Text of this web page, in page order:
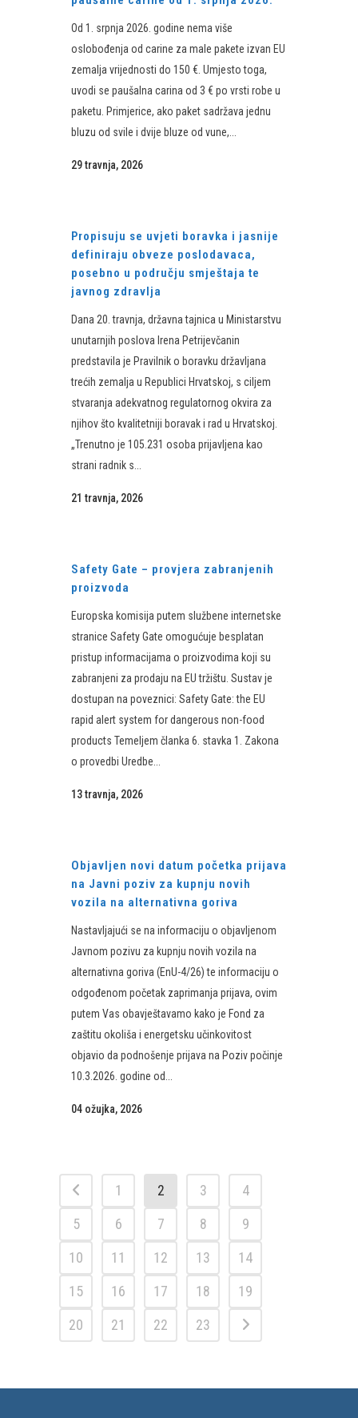
Od 1. srpnja 2026. godine nema više
oslobođenja od carine za male pakete izvan EU
zemalja vrijednosti do 150 €. Umjesto toga,
uvodi se paušalna carina od 3 € po vrsti robe u
paketu. Primjerice, ako paket sadržava jednu
bluzu od svile i dvije bluze od vune,...
29 travnja, 2026
Propisuju se uvjeti boravka i jasnije
definiraju obveze poslodavaca,
posebno u području smještaja te
javnog zdravlja
Dana 20. travnja, državna tajnica u Ministarstvu
unutarnjih poslova Irena Petrijevčanin
predstavila je Pravilnik o boravku državljana
trećih zemalja u Republici Hrvatskoj, s ciljem
stvaranja adekvatnog regulatornog okvira za
njihov što kvalitetniji boravak i rad u Hrvatskoj.
„Trenutno je 105.231 osoba prijavljena kao
strani radnik s...
21 travnja, 2026
Safety Gate – provjera zabranjenih
proizvoda
Europska komisija putem službene internetske
stranice Safety Gate omogućuje besplatan
pristup informacijama o proizvodima koji su
zabranjeni za prodaju na EU tržištu. Sustav je
dostupan na poveznici: Safety Gate: the EU
rapid alert system for dangerous non-food
products Temeljem članka 6. stavka 1. Zakona
o provedbi Uredbe...
13 travnja, 2026
Objavljen novi datum početka prijava
na Javni poziv za kupnju novih
vozila na alternativna goriva
Nastavljajući se na informaciju o objavljenom
Javnom pozivu za kupnju novih vozila na
alternativna goriva (EnU-4/26) te informaciju o
odgođenom početak zaprimanja prijava, ovim
putem Vas obavještavamo kako je Fond za
zaštitu okoliša i energetsku učinkovitost
objavio da podnošenje prijava na Poziv počinje
10.3.2026. godine od...
04 ožujka, 2026
1 2 3
4
5
6 7 8
9
10
11 12 13
14
15
16 17 18
19
20
21 22 23